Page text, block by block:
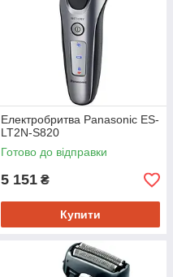
Електробритва Panasonic ES-
LT2N-S820
Готово до відправки
5 151 ₴
Купити